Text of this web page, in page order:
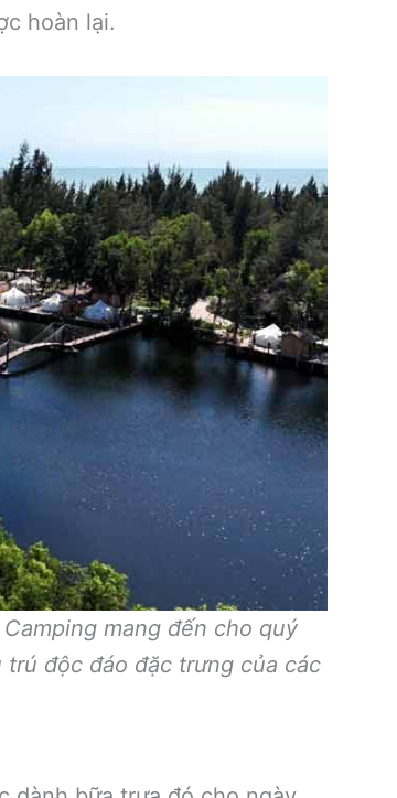
hoàn lại.
mang đến cho quý
độc đáo đặc trưng của các